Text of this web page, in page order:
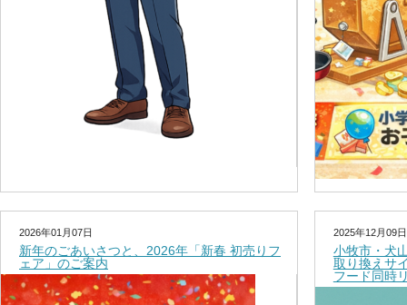
2026年01月07日
新年のごあいさつと、2026年「新春 初売りフ
ェア」のご案内
2025年12月09日
小牧市・犬
取り換えサ
フード同時